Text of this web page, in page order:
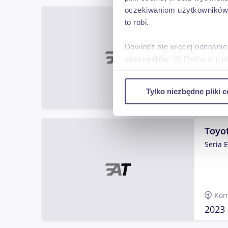
oczekiwaniom
to robi.
Dowiedz się więcej
szczegółów . W Deklaracji
ruch w naszej witrynie.
Tylko niezbędne pliki
2020
Seria
2023